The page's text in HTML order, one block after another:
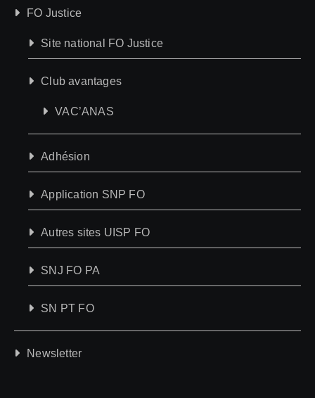
FO Justice
Site national FO Justice
Club avantages
VAC’ANAS
Adhésion
Application SNP FO
Autres sites UISP FO
SNJ FO PA
SN PT FO
Newsletter